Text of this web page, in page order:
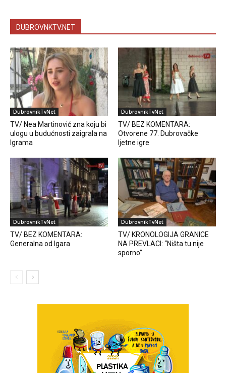
DUBROVNKTV.NET
DubrovnikTvNet
TV/ Nea Martinović zna koju bi
ulogu u budućnosti zaigrala na
Igrama
DubrovnikTvNet
TV/ BEZ KOMENTARA:
Otvorene 77. Dubrovačke
ljetne igre
DubrovnikTvNet
TV/ BEZ KOMENTARA:
Generalna od Igara
DubrovnikTvNet
TV/ KRONOLOGIJA GRANICE
NA PREVLACI: “Ništa tu nije
sporno”